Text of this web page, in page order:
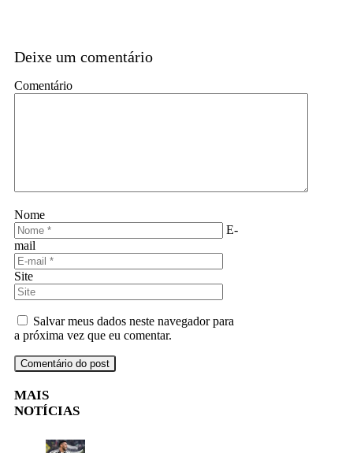
Deixe um comentário
Comentário
Nome
E-
mail
Site
Salvar meus dados neste navegador para
a próxima vez que eu comentar.
MAIS
NOTÍCIAS